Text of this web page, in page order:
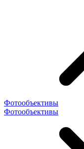
Фотообъективы
Фотообъективы